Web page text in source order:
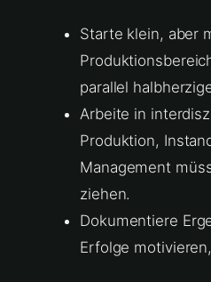
Starte klein, aber
parallel
Arbeite in
Produktion,
Management
ziehen.
Dokumentiere
Erfolge